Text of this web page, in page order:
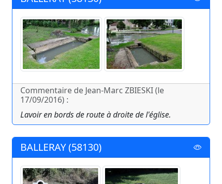
Commentaire de Jean-Marc ZBIESKI (le
17/09/2016) :
Lavoir en bords de route à droite de l'église.
BALLERAY (58130)